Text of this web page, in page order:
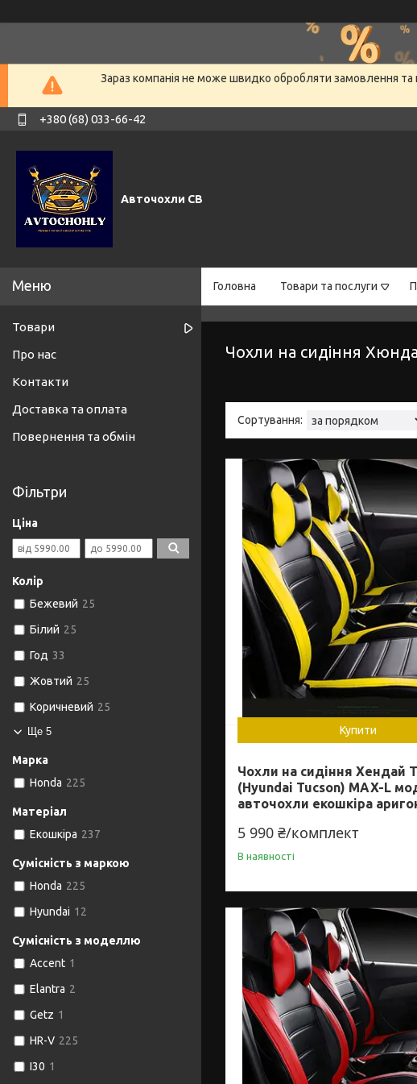
Зараз компанія не може швидко обробляти замовлення та
+380 (68) 033-66-42
Авточохли СВ
Головна Товари та послуги
Чохли на сидіння
Купити
Чохли на сидіння Хендай
(Hyundai Tucson) MAX-L
авточохли екошкіра
5 990 ₴/комплект
В наявності
Товари
Про нас
Контакти
Доставка та оплата
Повернення та обмін
Фільтри
Ціна
Колір
Бежевий 25
Білий 25
Год 33
Жовтий 25
Коричневий 25
Ще 5
Марка
Honda 225
Матеріал
Екошкіра 237
Сумісність з маркою
Honda 225
Hyundai 12
Сумісність з моделлю
Accent 1
Elantra 2
Getz 1
HR-V 225
I30 1